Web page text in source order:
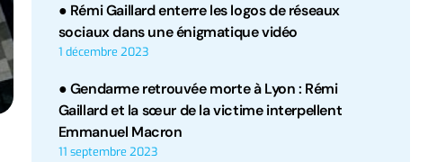
● Rémi Gaillard enterre les logos de réseaux
sociaux dans une énigmatique vidéo
1 décembre 2023
● Gendarme retrouvée morte à Lyon : Rémi
Gaillard et la sœur de la victime interpellent
Emmanuel Macron
11 septembre 2023